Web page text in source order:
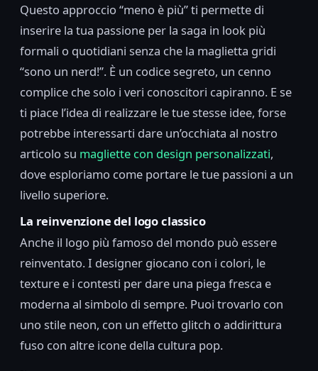
Questo approccio “meno è più” ti permette di
inserire la tua passione per la saga in look più
formali o quotidiani senza che la maglietta gridi
“sono un nerd!”. È un codice segreto, un cenno
complice che solo i veri conoscitori capiranno. E se
ti piace l’idea di realizzare le tue stesse idee, forse
potrebbe interessarti dare un’occhiata al nostro
articolo su magliette con design personalizzati,
dove esploriamo come portare le tue passioni a un
livello superiore.
La reinvenzione del logo classico
Anche il logo più famoso del mondo può essere
reinventato. I designer giocano con i colori, le
texture e i contesti per dare una piega fresca e
moderna al simbolo di sempre. Puoi trovarlo con
uno stile neon, con un effetto glitch o addirittura
fuso con altre icone della cultura pop.